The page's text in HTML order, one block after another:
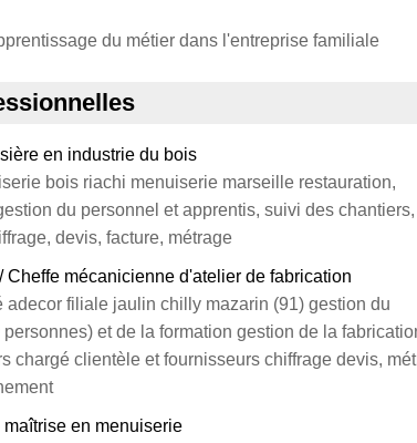
du métier dans l'entreprise familiale
en industrie du bois
bois riachi menuiserie marseille restauration,
du personnel et apprentis, suivi des chantiers,
devis, facture, métrage
Cheffe mécanicienne d'atelier de fabrication
adecor filiale jaulin chilly mazarin (91) gestion du
et de la formation gestion de la
chargé clientèle et fournisseurs chiffrage devis,
maîtrise en menuiserie